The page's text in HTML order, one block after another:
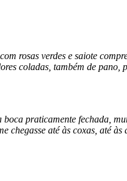
rosas verdes e saiote
coladas, também de
praticamente fechada,
até às coxas, até